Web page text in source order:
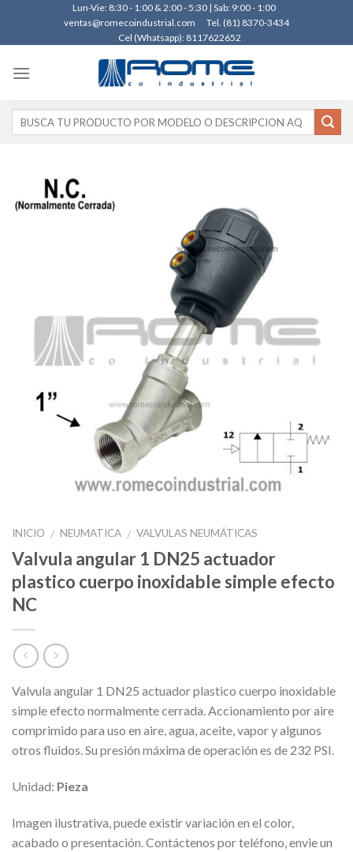
content
Lun-Vie: 8:30 - 1:00 & 2:00 - 5:30 | Sab: 9:00 - 1:00
ventas@romecoindustrial.com
Tel. (81) 8370-3434
Cel (Whatsapp): 8117622652
INICIO / NEUMATICA / VALVULAS NEUMÁTICAS
Valvula angular 1 DN25 actuador
plastico cuerpo inoxidable simple efecto
NC
Valvula angular 1 DN25 actuador plastico cuerpo inoxidable
simple efecto normalmente cerrada. Accionamiento por aire
comprimido para uso en aire, agua, aceite, vapor y algunos
otros fluidos. Su presión máxima de operación es de 232 PSI.
Unidad: Pieza
Imagen ilustrativa, puede existir variación en el color,
acabado o presentación. Contáctenos por teléfono, envie un